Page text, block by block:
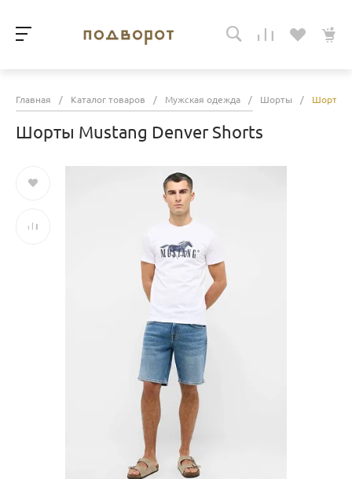
Главная / Каталог товаров / Мужская одежда / Шорты / Шорты
Шорты Mustang Denver Shorts